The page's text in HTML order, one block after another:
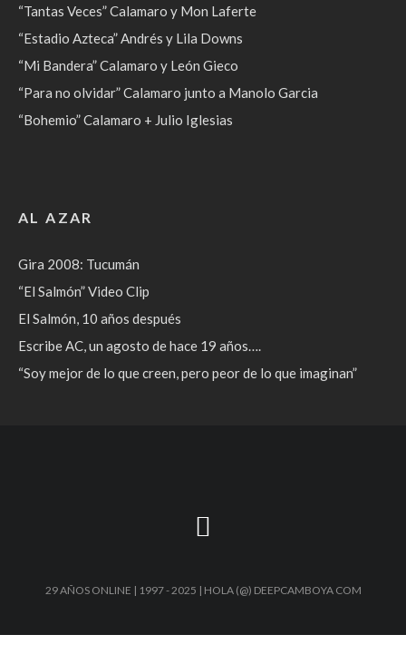
“Tantas Veces” Calamaro y Mon Laferte
“Estadio Azteca” Andrés y Lila Downs
“Mi Bandera” Calamaro y León Gieco
“Para no olvidar” Calamaro junto a Manolo Garcia
“Bohemio” Calamaro + Julio Iglesias
AL AZAR
Gira 2008: Tucumán
“El Salmón” Video Clip
El Salmón, 10 años después
Escribe AC, un agosto de hace 19 años….
“Soy mejor de lo que creen, pero peor de lo que imaginan”
29 AÑOS ONLINE | 1997 - 2025 | HOLA (@) DEEPCAMBOYA COM